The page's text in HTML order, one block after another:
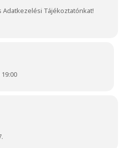
Adatkezelési Tájékoztatónkat!